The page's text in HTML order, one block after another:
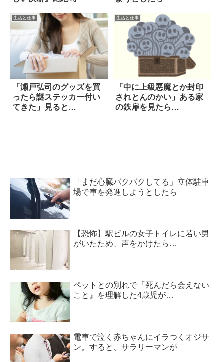
生活と仕事
「瀬戸弘司のグッズを買
ったら謎ステッカー付い
てきた」見ると…
生活と仕事
「中に上級悪魔とか封印
されとんのかい」ある家
の鉄扉を見たら…
「まだ心臓バクバクしてる」立体駐車
場で車を発進しようとしたら
【恐怖】駅ビルの女子トイレに若い男
がいたため、声をかけたら…
ペットとの別れで『死んだら会えない
こと』を理解した4歳児が…
電車で泣く赤ちゃんにイラつくオジサ
ン。すると、サラリーマンが